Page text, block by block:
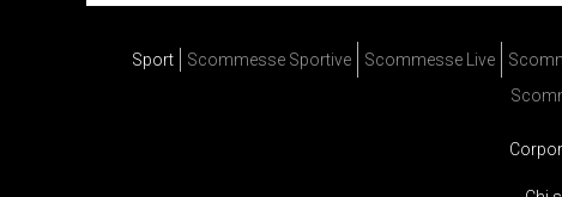
Sport Scommesse Sportive Scommesse Live